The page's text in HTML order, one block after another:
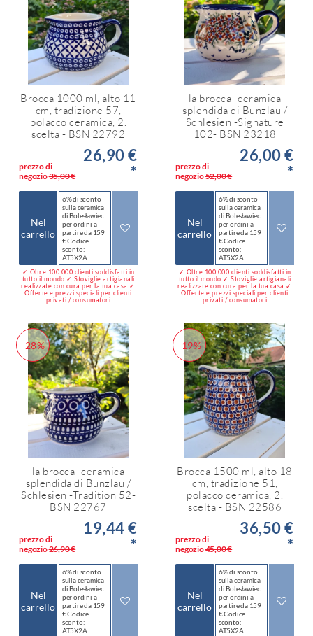
Brocca 1000 ml, alto 11
cm, tradizione 57,
polacco ceramica, 2.
scelta - BSN 22792
prezzo di
negozio35,00 €
26,90 €
*
Nel
carrello
6% di sconto
sulla ceramica
di Bolesławiec
per ordini a
partire da 159
€ Codice
sconto:
AT5X2A
✓ Oltre 100.000 clienti soddisfatti in
tutto il mondo ✓ Stoviglie artigianali
realizzate con cura per la tua casa ✓
Offerte e prezzi speciali per clienti
privati / consumatori
la brocca -ceramica
splendida di Bunzlau /
Schlesien -Signature
102- BSN 23218
prezzo di
negozio52,00 €
26,00 €
*
Nel
carrello
6% di sconto
sulla ceramica
di Bolesławiec
per ordini a
partire da 159
€ Codice
sconto:
AT5X2A
✓ Oltre 100.000 clienti soddisfatti in
tutto il mondo ✓ Stoviglie artigianali
realizzate con cura per la tua casa ✓
Offerte e prezzi speciali per clienti
privati / consumatori
-28%
la brocca -ceramica
splendida di Bunzlau /
Schlesien -Tradition 52-
BSN 22767
prezzo di
negozio26,90 €
19,44 €
*
Nel
carrello
6% di sconto
sulla ceramica
di Bolesławiec
per ordini a
partire da 159
€ Codice
sconto:
AT5X2A
-19%
Brocca 1500 ml, alto 18
cm, tradizione 51,
polacco ceramica, 2.
scelta - BSN 22586
prezzo di
negozio45,00 €
36,50 €
*
Nel
carrello
6% di sconto
sulla ceramica
di Bolesławiec
per ordini a
partire da 159
€ Codice
sconto:
AT5X2A